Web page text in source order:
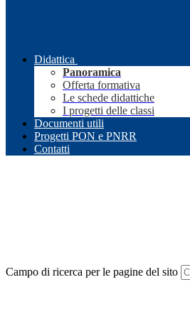
Didattica
Panoramica
Offerta formativa
Le schede didattiche
I progetti delle classi
Documenti utili
Progetti PON e PNRR
Contatti
Campo di ricerca per le pagine del sito